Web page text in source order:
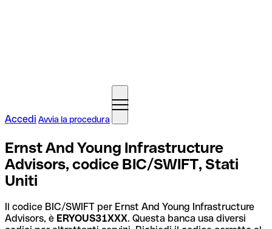
Accedi Avvia la procedura
Ernst And Young Infrastructure
Advisors, codice BIC/SWIFT, Stati
Uniti
Il codice BIC/SWIFT per Ernst And Young Infrastructure
Advisors, è ERYOUS31XXX. Questa banca usa diversi